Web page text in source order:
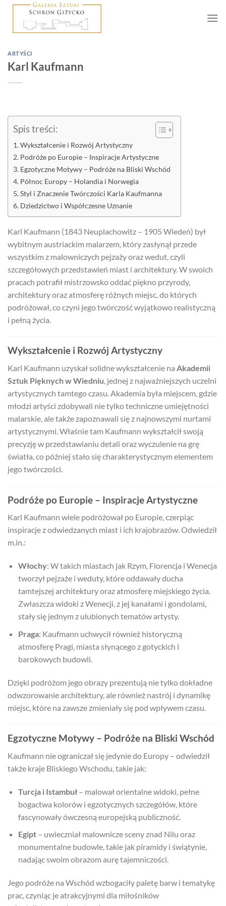
Skip
content
ARTYŚCI
Karl Kaufmann
Spis treści:
Wykształcenie i Rozwój Artystyczny
Podróże po Europie – Inspiracje Artystyczne
Egzotyczne Motywy – Podróże na Bliski Wschód
Północ Europy – Holandia i Norwegia
Styl i Znaczenie Twórczości Karla Kaufmanna
Dziedzictwo i Współczesne Uznanie
Karl Kaufmann (1843 Neuplachowitz – 1905 Wiedeń) był
wybitnym austriackim malarzem, który zasłynął przede
wszystkim z malowniczych pejzaży oraz wedut, czyli
szczegółowych przedstawień miast i architektury. W swoich
pracach potrafił mistrzowsko oddać piękno przyrody,
architektury oraz atmosferę różnych miejsc, do których
podróżował, co czyni jego twórczość wyjątkowo realistyczną
i pełną życia.
Wykształcenie i Rozwój Artystyczny
Karl Kaufmann uzyskał solidne wykształcenie na Akademii
Sztuk Pięknych w Wiedniu, jednej z najważniejszych uczelni
artystycznych tamtego czasu. Akademia była miejscem, gdzie
młodzi artyści zdobywali nie tylko techniczne umiejętności
malarskie, ale także zapoznawali się z najnowszymi nurtami
artystycznymi. Właśnie tam Kaufmann wykształcił swoją
precyzję w przedstawianiu detali oraz wyczulenie na grę
światła, co później stało się charakterystycznym elementem
jego twórczości.
Podróże po Europie – Inspiracje Artystyczne
Karl Kaufmann wiele podróżował po Europie, czerpiąc
inspiracje z odwiedzanych miast i ich krajobrazów. Odwiedził
m.in.:
Włochy: W takich miastach jak Rzym, Florencja i Wenecja
tworzył pejzaże i weduty, które oddawały ducha
tamtejszej architektury oraz atmosferę miejskiego życia.
Zwłaszcza widoki z Wenecji, z jej kanałami i gondolami,
stały się jednym z ulubionych tematów artysty.
Praga: Kaufmann uchwycił również historyczną
atmosferę Pragi, miasta słynącego z gotyckich i
barokowych budowli.
Dzięki podróżom jego obrazy prezentują nie tylko dokładne
odwzorowanie architektury, ale również nastrój i dynamikę
miejsc, które na zawsze zmieniały się pod wpływem czasu.
Egzotyczne Motywy – Podróże na Bliski Wschód
Kaufmann nie ograniczał się jedynie do Europy – odwiedził
także kraje Bliskiego Wschodu, takie jak:
Turcja i Istambuł– malował orientalne widoki, pełne
bogactwa kolorów i egzotycznych szczegółów, które
fascynowały ówczesną europejską publiczność.
Egipt– uwieczniał malownicze sceny znad Nilu oraz
monumentalne budowle, takie jak piramidy i świątynie,
nadając swoim obrazom aurę tajemniczości.
Jego podróże na Wschód wzbogaciły paletę barw i tematykę
prac, czyniąc je atrakcyjnymi dla miłośników